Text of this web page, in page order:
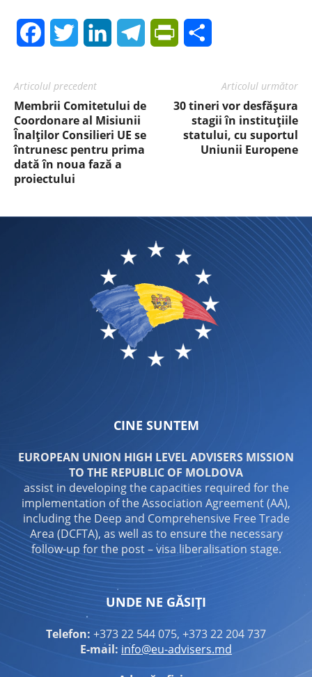
FacebookTwitter LinkedInTelegramPrintFriendly
Articolul precedent
Membrii Comitetului de
Coordonare al Misiunii
Înalților Consilieri UE se
întrunesc pentru prima
dată în noua fază a
proiectului
Articolul următor
30 tineri vor desfășura
stagii în instituțiile
statului, cu suportul
Uniunii Europene
CINE SUNTEM
EUROPEAN UNION HIGH LEVEL ADVISERS MISSION
TO THE REPUBLIC OF MOLDOVA
assist in developing the capacities required for the
implementation of the Association Agreement (AA),
including the Deep and Comprehensive Free Trade
Area (DCFTA), as well as to ensure the necessary
follow-up for the post – visa liberalisation stage.
UNDE NE GĂSIȚI
Telefon: +373 22 544 075, +373 22 204 737
E-mail: info@eu-advisers.md